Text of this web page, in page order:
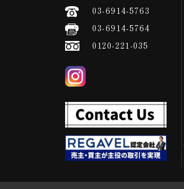
03-6914-5763
03-6914-5764
0120-221-035